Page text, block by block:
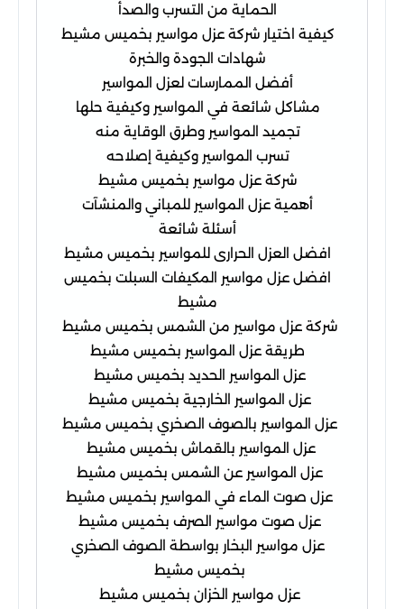
الحماية من التسرب والصدأ
كيفية اختيار شركة عزل مواسير بخميس مشيط
شهادات الجودة والخبرة
أفضل الممارسات لعزل المواسير
مشاكل شائعة في المواسير وكيفية حلها
تجميد المواسير وطرق الوقاية منه
تسرب المواسير وكيفية إصلاحه
شركة عزل مواسير بخميس مشيط
أهمية عزل المواسير للمباني والمنشآت
أسئلة شائعة
افضل العزل الحرارى للمواسير بخميس مشيط
افضل عزل مواسير المكيفات السبلت بخميس
مشيط
شركة عزل مواسير من الشمس بخميس مشيط
طريقة عزل المواسير بخميس مشيط
عزل المواسير الحديد بخميس مشيط
عزل المواسير الخارجية بخميس مشيط
عزل المواسير بالصوف الصخري بخميس مشيط
عزل المواسير بالقماش بخميس مشيط
عزل المواسير عن الشمس بخميس مشيط
عزل صوت الماء في المواسير بخميس مشيط
عزل صوت مواسير الصرف بخميس مشيط
عزل مواسير البخار بواسطة الصوف الصخري
بخميس مشيط
عزل مواسير الخزان بخميس مشيط